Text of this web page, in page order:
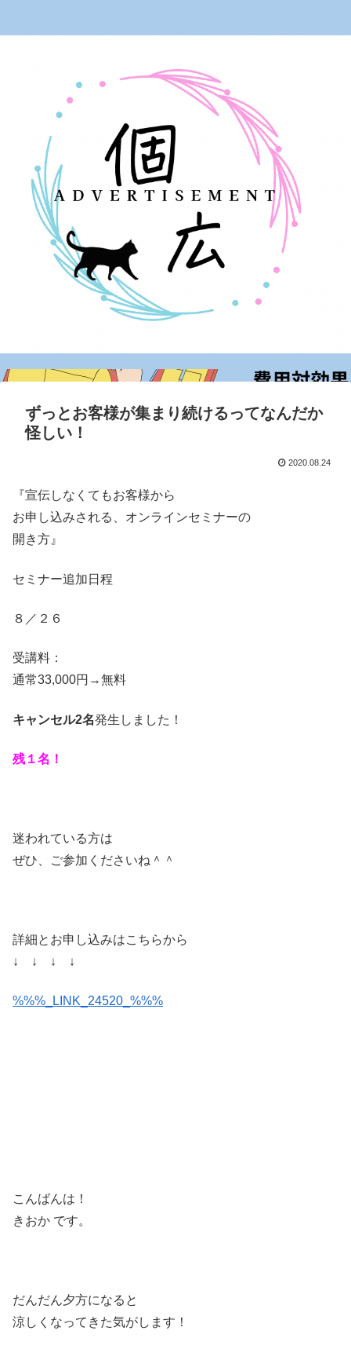
ずっとお客様が集まり続けるってなんだか
怪しい！
2020.08.24
『宣伝しなくてもお客様から
お申し込みされる、オンラインセミナーの
開き方』
セミナー追加日程
８／２６
受講料：
通常33,000円→無料
キャンセル2名発生しました！
残１名！
迷われている方は
ぜひ、ご参加くださいね＾＾
詳細とお申し込みはこちらから
↓ ↓ ↓ ↓
%%%_LINK_24520_%%%
こんばんは！
きおか です。
だんだん夕方になると
涼しくなってきた気がします！